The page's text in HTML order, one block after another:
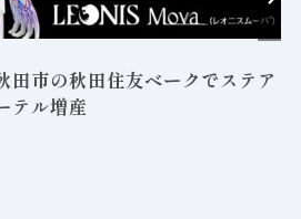
田市の秋田住友ベークでステア
テル増産